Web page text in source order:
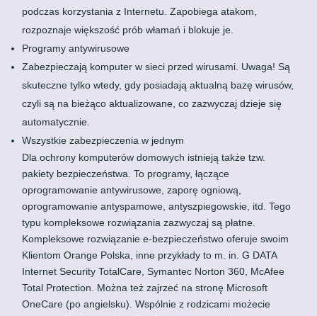
podczas korzystania z Internetu. Zapobiega atakom,
rozpoznaje większość prób włamań i blokuje je.
Programy antywirusowe
Zabezpieczają komputer w sieci przed wirusami. Uwaga! Są
skuteczne tylko wtedy, gdy posiadają aktualną bazę wirusów,
czyli są na bieżąco aktualizowane, co zazwyczaj dzieje się
automatycznie.
Wszystkie zabezpieczenia w jednym
Dla ochrony komputerów domowych istnieją także tzw.
pakiety bezpieczeństwa. To programy, łączące
oprogramowanie antywirusowe, zaporę ogniową,
oprogramowanie antyspamowe, antyszpiegowskie, itd. Tego
typu kompleksowe rozwiązania zazwyczaj są płatne.
Kompleksowe rozwiązanie e-bezpieczeństwo oferuje swoim
Klientom Orange Polska, inne przykłady to m. in. G DATA
Internet Security TotalCare, Symantec Norton 360, McAfee
Total Protection. Można też zajrzeć na stronę Microsoft
OneCare (po angielsku). Wspólnie z rodzicami możecie